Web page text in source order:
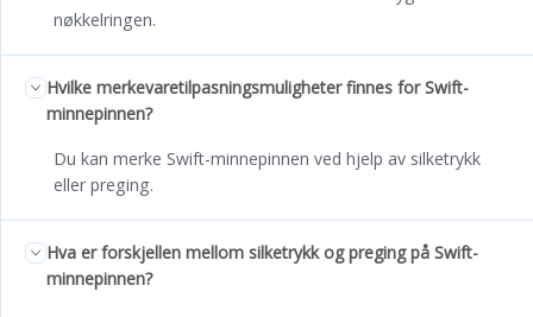
nøkkelringen.
Hvilke merkevaretilpasningsmuligheter finnes for Swift-
minnepinnen?
Du kan merke Swift-minnepinnen ved hjelp av silketrykk
eller preging.
Hva er forskjellen mellom silketrykk og preging på Swift-
minnepinnen?